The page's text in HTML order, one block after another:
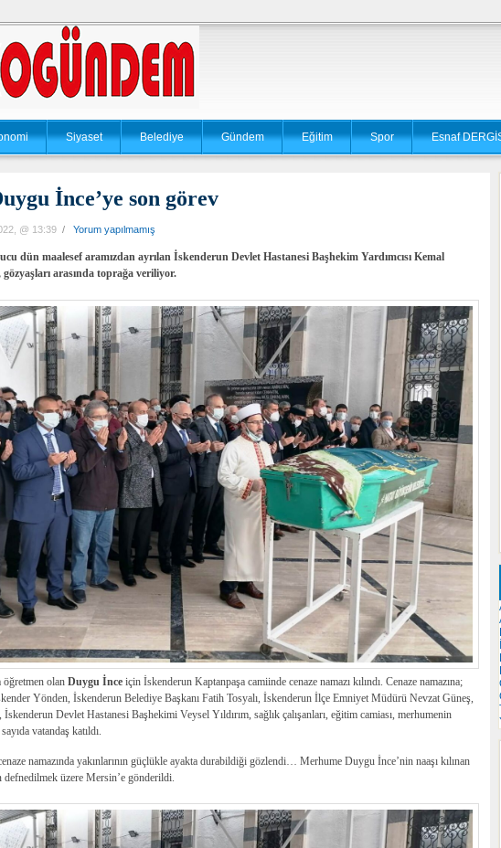
Siyaset Belediye Gündem Eğitim Spor Esnaf
İnce’ye son görev
@ 13:39 / Yorum yapılmamış
dün maalesef aramızdan ayrılan İskenderun Devlet Hastanesi Başhekim Yardımcısı Kemal
arasında toprağa veriliyor.
olan Duygu İnce için İskenderun Kaptanpaşa camiinde cenaze namazı kılındı. Cenaze namazına;
Yönden, İskenderun Belediye Başkanı Fatih Tosyalı, İskenderun İlçe Emniyet Müdürü Nevzat Güneş,
Devlet Hastanesi Başhekimi Veysel Yıldırım, sağlık çalışanları, eğitim camiası, merhumenin
vatandaş katıldı.
namazında yakınlarının güçlükle ayakta durabildiği gözlendi… Merhume Duygu İnce’nin naaşı kılınan
defnedilmek üzere Mersin’e gönderildi.